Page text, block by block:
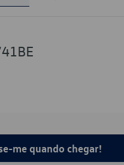
me quando chegar!